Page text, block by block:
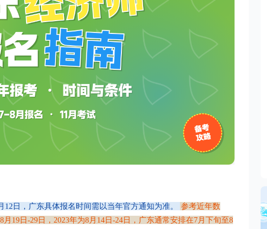
12日，广东具体报名时间需以当年官方通知为准。
参考近年数
月19日-29日，2023年为8月14日-24日，广东通常安排在7月下旬至8